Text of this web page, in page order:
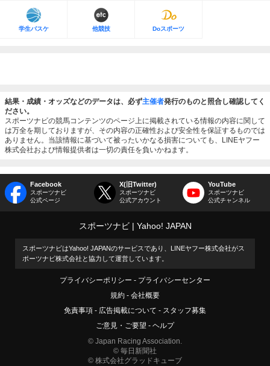
学生バスケ 他競技 Doスポーツ
結果・成績・オッズなどのデータは、必ず主催者発行のものと照合し確認してく
ださい。
スポーツナビの競馬コンテンツのページ上に掲載されている情報の内容に関して
は万全を期しておりますが、その内容の正確性および安全性を保証するものでは
ありません。当該情報に基づいて被ったいかなる損害についても、LINEヤフー
株式会社および情報提供者は一切の責任を負いかねます。
Facebook
スポーツナビ
公式ページ
X(旧Twitter)
スポーツナビ
公式アカウント
YouTube
スポーツナビ
公式チャンネル
スポーツナビ Yahoo! JAPAN
スポーツナビはYahoo! JAPANのサービスであり、LINEヤフー株式会社がス
ポーツナビ株式会社と協力して運営しています。
プライバシーポリシー
プライバシーセンター
規約
会社概要
免責事項
広告掲載について
スタッフ募集
ご意見・ご要望
ヘルプ
© Japan Racing Association.
© 毎日新聞社
© 株式会社グラッドキューブ